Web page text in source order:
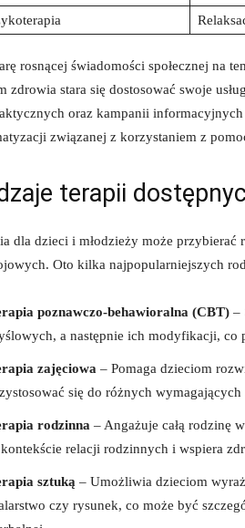
rosnącej świadomości społecznej na
zdrowia stara się dostosować swoje
oraz kampanii
związanej z korzystaniem z
terapii
dla dzieci i młodzieży może
Oto kilka najpopularniejszych
poznawczo-behawioralna (CBT) –
a następnie ich modyfikacji,
zajęciowa – Pomaga dzieciom
się do różnych wymagających
rodzinna – Angażuje całą rodzinę
relacji rodzinnych i wspiera
sztuką – Umożliwia dzieciom
czy rysunek, co może być